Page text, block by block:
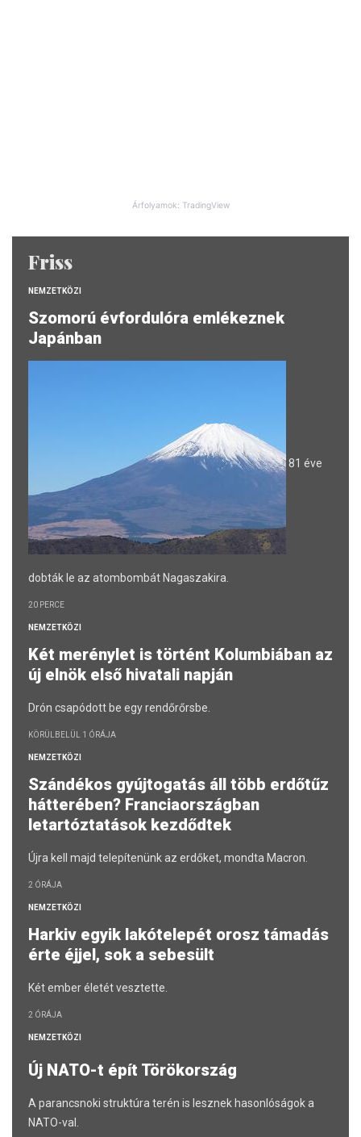
Árfolyamok: TradingView
Friss
NEMZETKÖZI
Szomorú évfordulóra emlékeznek
Japánban
81 éve
dobták le az atombombát Nagaszakira.
20 PERCE
NEMZETKÖZI
Két merénylet is történt Kolumbiában az
új elnök első hivatali napján
Drón csapódott be egy rendőrőrsbe.
KÖRÜLBELÜL 1 ÓRÁJA
NEMZETKÖZI
Szándékos gyújtogatás áll több erdőtűz
hátterében? Franciaországban
letartóztatások kezdődtek
Újra kell majd telepítenünk az erdőket, mondta Macron.
2 ÓRÁJA
NEMZETKÖZI
Harkiv egyik lakótelepét orosz támadás
érte éjjel, sok a sebesült
Két ember életét vesztette.
2 ÓRÁJA
NEMZETKÖZI
Új NATO-t épít Törökország
A parancsnoki struktúra terén is lesznek hasonlóságok a
NATO-val.